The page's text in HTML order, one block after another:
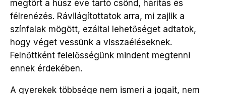
megtört a húsz éve tartó csönd, hárítás és
félrenézés. Rávilágítottatok arra, mi zajlik a
színfalak mögött, ezáltal lehetőséget adtatok,
hogy véget vessünk a visszaéléseknek.
Felnőttként felelősségünk mindent megtenni
ennek érdekében.
A gyerekek többsége nem ismeri a jogait, nem